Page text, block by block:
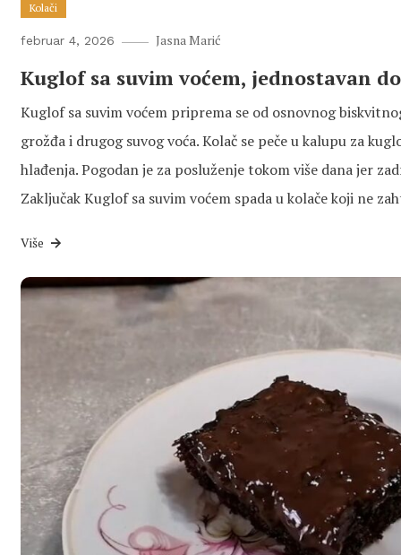
Kolači
februar 4, 2026 Jasna Marić
Kuglof sa suvim voćem, jednostavan
Kuglof sa suvim voćem priprema se od osnovnog
grožđa i drugog suvog voća. Kolač se peče u kalupu za
hlađenja. Pogodan je za posluženje tokom više dana jer
Zaključak Kuglof sa suvim voćem spada u kolače koji ne
Više